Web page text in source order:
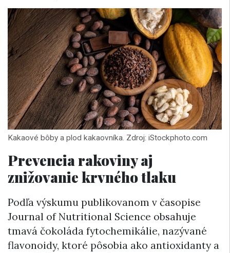
Kakaové bôby a plod kakaovníka. Zdroj: iStockphoto.com
Prevencia rakoviny aj
znižovanie krvného tlaku
Podľa výskumu publikovanom v časopise
Journal of Nutritional Science obsahuje
tmavá čokoláda fytochemikálie, nazývané
flavonoidy, ktoré pôsobia ako antioxidanty a